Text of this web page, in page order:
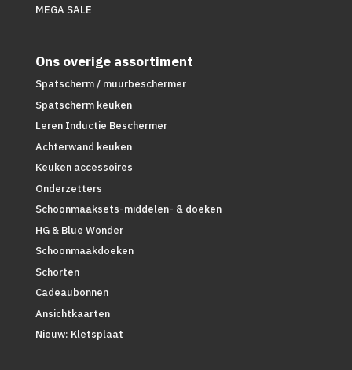
MEGA SALE
Ons overige assortiment
Spatscherm / muurbeschermer
Spatscherm keuken
Leren Inductie Beschermer
Achterwand keuken
Keuken accessoires
Onderzetters
Schoonmaaksets-middelen- & doeken
HG & Blue Wonder
Schoonmaakdoeken
Schorten
Cadeaubonnen
Ansichtkaarten
Nieuw: Kletsplaat